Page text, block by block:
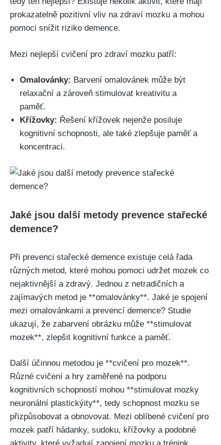
prokazatelně pozitivní vliv na zdraví mozku a mohou
pomoci snížit riziko demence.
Mezi nejlepší cvičení pro zdraví mozku patří:
Omalovánky: Barvení omalovánek může být
relaxační a zároveň stimulovat kreativitu a
paměť.
Křížovky: Řešení křížovek nejenže posiluje
kognitivní schopnosti, ale také zlepšuje paměť a
koncentraci.
Jaké jsou další metody prevence stařecké
demence?
Při prevenci stařecké demence existuje celá řada
různých metod, které mohou pomoci udržet mozek co
nejaktivnější a zdravý. Jednou z netradičních a
zajímavých metod je **omalovánky**. Jaké je spojení
mezi omalovánkami a prevencí demence? Studie
ukazují, že zabarvení obrázku může **stimulovat
mozek**, zlepšit kognitivní funkce a paměť.
Další účinnou metodou je **cvičení pro mozek**.
Různé cvičení a hry zaměřené na podporu
kognitivních schopností mohou **stimulovat mozky
neuronální plastickýity**, tedy schopnost mozku se
přizpůsobovat a obnovovat. Mezi oblíbené cvičení pro
mozek patří hádanky, sudoku, křížovky a podobné